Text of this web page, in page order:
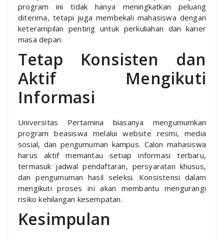
program ini tidak hanya meningkatkan peluang
diterima, tetapi juga membekali mahasiswa dengan
keterampilan penting untuk perkuliahan dan karier
masa depan.
Tetap Konsisten dan
Aktif Mengikuti
Informasi
Universitas Pertamina biasanya mengumumkan
program beasiswa melalui website resmi, media
sosial, dan pengumuman kampus. Calon mahasiswa
harus aktif memantau setiap informasi terbaru,
termasuk jadwal pendaftaran, persyaratan khusus,
dan pengumuman hasil seleksi. Konsistensi dalam
mengikuti proses ini akan membantu mengurangi
risiko kehilangan kesempatan.
Kesimpulan